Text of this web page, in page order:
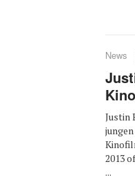
News
Justin
2013
...